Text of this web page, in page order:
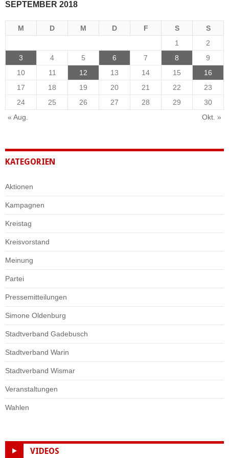
SEPTEMBER 2018
M D M D F S
S
1
2
3
4 5 6 7 8
9
10
11 12 13 14 15
16
17
18 19 20 21 22
23
24
25 26 27 28 29
30
« Aug.
Okt. »
KATEGORIEN
Aktionen
Kampagnen
Kreistag
Kreisvorstand
Meinung
Partei
Pressemitteilungen
Simone Oldenburg
Stadtverband Gadebusch
Stadtverband Warin
Stadtverband Wismar
Veranstaltungen
Wahlen
VIDEOS